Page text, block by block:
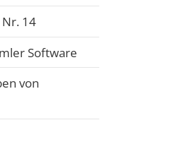
14
Software
von